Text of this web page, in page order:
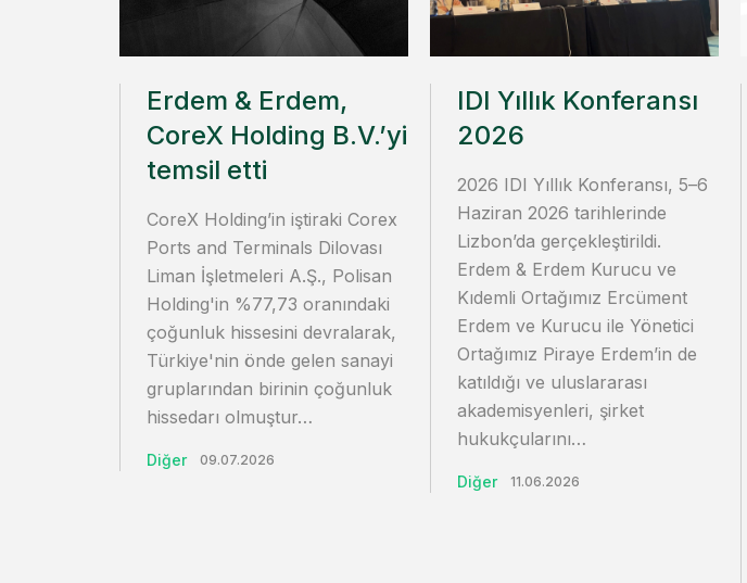
Erdem & Erdem,
CoreX Holding B.V.’yi
temsil etti
CoreX Holding’in iştiraki Corex
Ports and Terminals Dilovası
Liman İşletmeleri A.Ş., Polisan
Holding'in %77,73 oranındaki
çoğunluk hissesini devralarak,
Türkiye'nin önde gelen sanayi
gruplarından birinin çoğunluk
hissedarı olmuştur…
Diğer 09.07.2026
IDI Yıllık Konferansı
2026
2026 IDI Yıllık Konferansı, 5–6
Haziran 2026 tarihlerinde
Lizbon’da gerçekleştirildi.
Erdem & Erdem Kurucu ve
Kıdemli Ortağımız Ercüment
Erdem ve Kurucu ile Yönetici
Ortağımız Piraye Erdem’in de
katıldığı ve uluslararası
akademisyenleri, şirket
hukukçularını…
Diğer 11.06.2026